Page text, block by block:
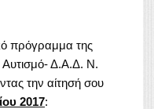
πρόγραμμα της
Αυτισμό- Δ.Α.Δ. Ν.
την αίτησή σου
2017: